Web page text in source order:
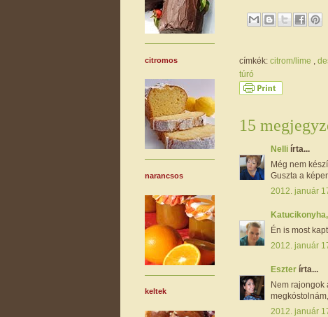
címkék: citrom/lime
túró
15
Nelli írta...
Még nem
Guszta a
2012. január
Katucikonyha,
Én is most
2012. január
Eszter írta...
Nem rajongok
2012. január
citromos
narancsos
keltek